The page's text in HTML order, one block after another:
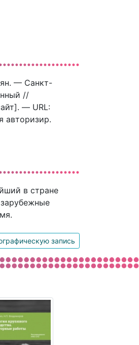
— Санкт-
//
— URL:
авторизир.
в стране
запись